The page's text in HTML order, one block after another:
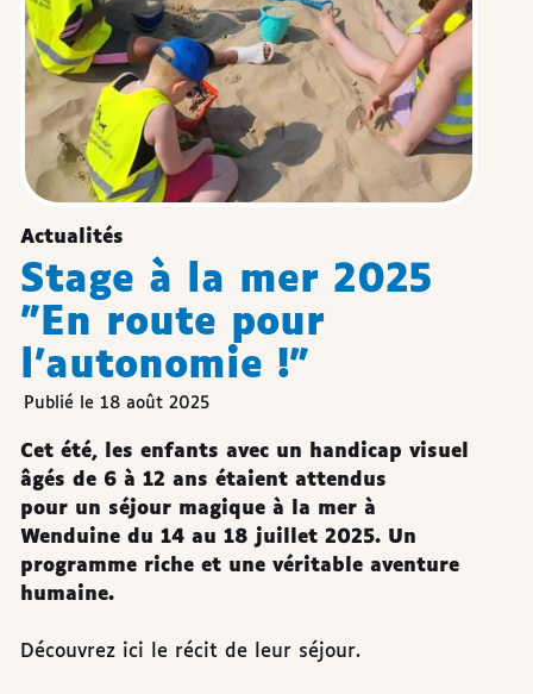
Actualités
Stage à la mer 2025
"En route pour
l'autonomie !"
Publié le 18 août 2025
Cet été, les enfants avec un handicap visuel
âgés de 6 à 12 ans étaient attendus
pour un séjour magique à la mer à
Wenduine du 14 au 18 juillet 2025. Un
programme riche et une véritable aventure
humaine.
Découvrez ici le récit de leur séjour.